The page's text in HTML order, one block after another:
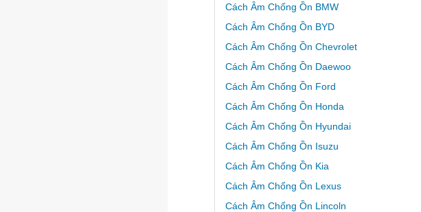
Cách Âm Chống Ồn BMW
Cách Âm Chống Ồn BYD
Cách Âm Chống Ồn Chevrolet
Cách Âm Chống Ồn Daewoo
Cách Âm Chống Ồn Ford
Cách Âm Chống Ồn Honda
Cách Âm Chống Ồn Hyundai
Cách Âm Chống Ồn Isuzu
Cách Âm Chống Ồn Kia
Cách Âm Chống Ồn Lexus
Cách Âm Chống Ồn Lincoln